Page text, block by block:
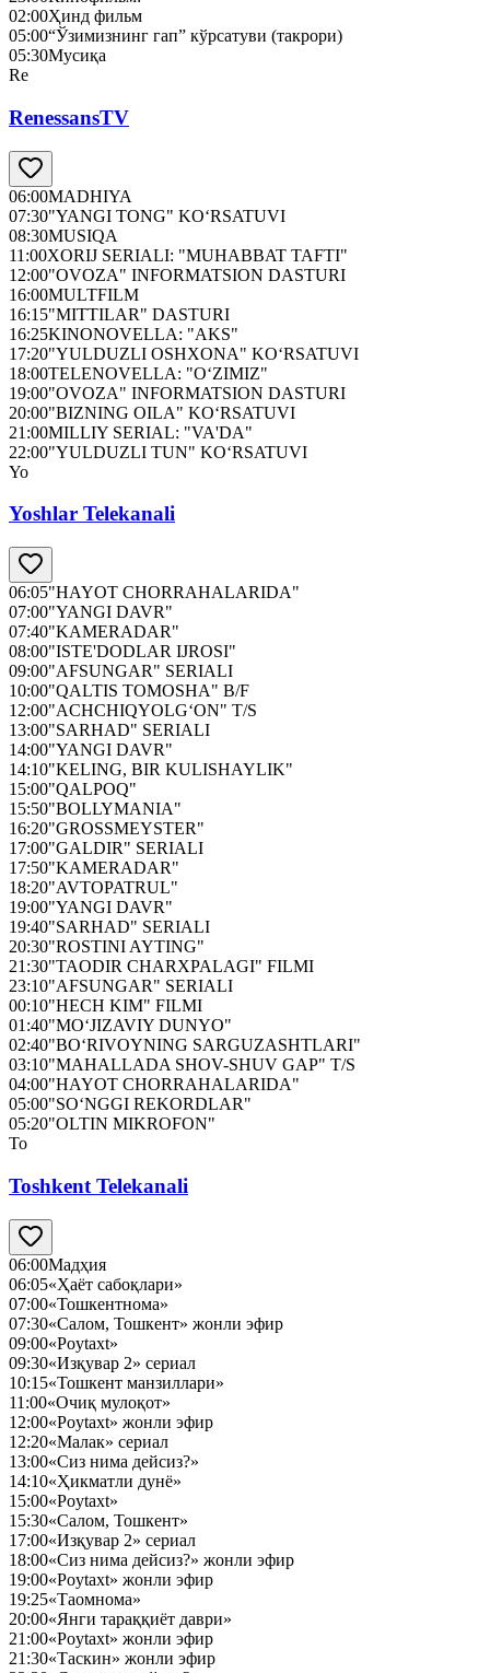
02:00Ҳинд фильм
05:00“Ўзимизнинг гап” кўрсатуви (такрори)
05:30Мусиқа
Re
RenessansTV
06:00MADHIYA
07:30"YANGI TONG" KO‘RSATUVI
08:30MUSIQA
11:00XORIJ SERIALI: "MUHABBAT TAFTI"
12:00"OVOZA" INFORMATSION DASTURI
16:00MULTFILM
16:15"MITTILAR" DASTURI
16:25KINONOVELLA: "AKS"
17:20"YULDUZLI OSHXONA" KO‘RSATUVI
18:00TELENOVELLA: "O‘ZIMIZ"
19:00"OVOZA" INFORMATSION DASTURI
20:00"BIZNING OILA" KO‘RSATUVI
21:00MILLIY SERIAL: "VA'DA"
22:00"YULDUZLI TUN" KO‘RSATUVI
Yo
Yoshlar Telekanali
06:05"HAYOT CHORRAHALARIDA"
07:00"YANGI DAVR"
07:40"KAMERADAR"
08:00"ISTE'DODLAR IJROSI"
09:00"AFSUNGAR" SERIALI
10:00"QALTIS TOMOSHA" B/F
12:00"ACHCHIQYOLG‘ON" T/S
13:00"SARHAD" SERIALI
14:00"YANGI DAVR"
14:10"KELING, BIR KULISHAYLIK"
15:00"QALPOQ"
15:50"BOLLYMANIA"
16:20"GROSSMEYSTER"
17:00"GALDIR" SERIALI
17:50"KAMERADAR"
18:20"AVTOPATRUL"
19:00"YANGI DAVR"
19:40"SARHAD" SERIALI
20:30"ROSTINI AYTING"
21:30"TAODIR CHARXPALAGI" FILMI
23:10"AFSUNGAR" SERIALI
00:10"HECH KIM" FILMI
01:40"MO‘JIZAVIY DUNYO"
02:40"BO‘RIVOYNING SARGUZASHTLARI"
03:10"MAHALLADA SHOV-SHUV GAP" T/S
04:00"HAYOT CHORRAHALARIDA"
05:00"SO‘NGGI REKORDLAR"
05:20"OLTIN MIKROFON"
To
Toshkent Telekanali
06:00Мадҳия
06:05«Ҳаёт сабоқлари»
07:00«Тошкентнома»
07:30«Салом, Тошкент» жонли эфир
09:00«Poytaxt»
09:30«Изқувар 2» сериал
10:15«Тошкент манзиллари»
11:00«Очиқ мулоқот»
12:00«Poytaxt» жонли эфир
12:20«Малак» сериал
13:00«Сиз нима дейсиз?»
14:10«Ҳикматли дунё»
15:00«Poytaxt»
15:30«Салом, Тошкент»
17:00«Изқувар 2» сериал
18:00«Сиз нима дейсиз?» жонли эфир
19:00«Poytaxt» жонли эфир
19:25«Таомнома»
20:00«Янги тараққиёт даври»
21:00«Poytaxt» жонли эфир
21:30«Таскин» жонли эфир